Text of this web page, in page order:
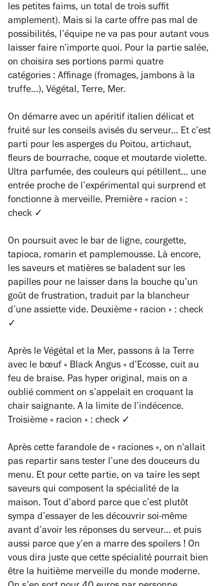
les petites faims, un total de trois suffit
amplement). Mais si la carte offre pas mal de
possibilités, l’équipe ne va pas pour autant vous
laisser faire n’importe quoi. Pour la partie salée,
on choisira ses portions parmi quatre
catégories : Affinage (fromages, jambons à la
truffe...), Végétal, Terre, Mer.
On démarre avec un apéritif italien délicat et
fruité sur les conseils avisés du serveur... Et c’est
parti pour les asperges du Poitou, artichaut,
fleurs de bourrache, coque et moutarde violette.
Ultra parfumée, des couleurs qui pétillent... une
entrée proche de l’expérimental qui surprend et
fonctionne à merveille. Première « racion » :
check ✓
On poursuit avec le bar de ligne, courgette,
tapioca, romarin et pamplemousse. Là encore,
les saveurs et matières se baladent sur les
papilles pour ne laisser dans la bouche qu’un
goût de frustration, traduit par la blancheur
d’une assiette vide. Deuxième « racion » : check
✓
Après le Végétal et la Mer, passons à la Terre
avec le bœuf « Black Angus » d’Ecosse, cuit au
feu de braise. Pas hyper original, mais on a
oublié comment on s’appelait en croquant la
chair saignante. A la limite de l’indécence.
Troisième « racion » : check ✓
Après cette farandole de « raciones », on n'allait
pas repartir sans tester l’une des douceurs du
menu. Et pour cette partie, on va taire les sept
saveurs qui composent la spécialité de la
maison. Tout d’abord parce que c’est plutôt
sympa d’essayer de les découvrir soi-même
avant d’avoir les réponses du serveur... et puis
aussi parce que y’en a marre des spoilers ! On
vous dira juste que cette spécialité pourrait bien
être la huitième merveille du monde moderne.